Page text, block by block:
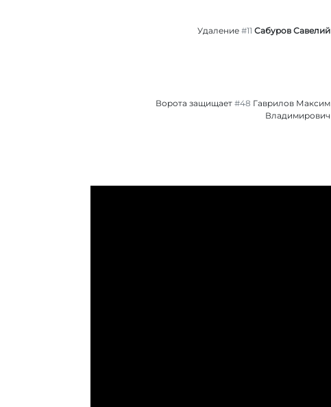
Удаление #11 Сабуров Савелий
Ворота защищает #48 Гаврилов Максим
Владимирович